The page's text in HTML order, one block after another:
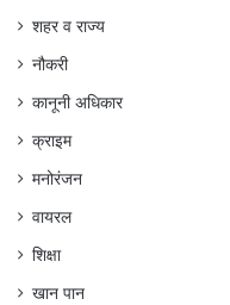
शहर व राज्य
नौकरी
कानूनी अधिकार
क्राइम
मनोरंजन
वायरल
शिक्षा
खान पान